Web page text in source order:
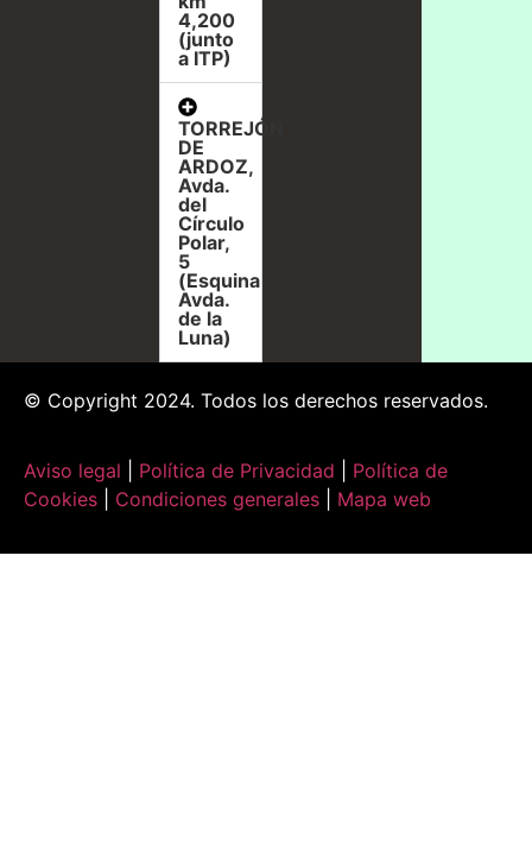
4,200
(junto
a ITP)
TORREJÓN
DE
ARDOZ,
Avda.
del
Círculo
Polar,
5
(Esquina
Avda.
de la
Luna)
© Copyright 2024. Todos los derechos reservados.
Aviso legal Política de Privacidad
Política de
Cookies
Condiciones generales Mapa web